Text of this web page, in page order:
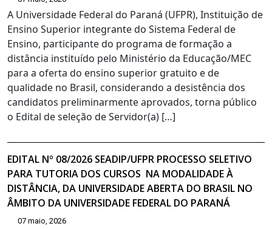
A Universidade Federal do Paraná (UFPR), Instituição de
Ensino Superior integrante do Sistema Federal de
Ensino, participante do programa de formação a
distância instituído pelo Ministério da Educação/MEC
para a oferta do ensino superior gratuito e de
qualidade no Brasil, considerando a desistência dos
candidatos preliminarmente aprovados, torna público
o Edital de seleção de Servidor(a) […]
EDITAL Nº 08/2026 SEADIP/UFPR PROCESSO SELETIVO
PARA TUTORIA DOS CURSOS NA MODALIDADE À
DISTÂNCIA, DA UNIVERSIDADE ABERTA DO BRASIL NO
ÂMBITO DA UNIVERSIDADE FEDERAL DO PARANÁ
07 maio, 2026